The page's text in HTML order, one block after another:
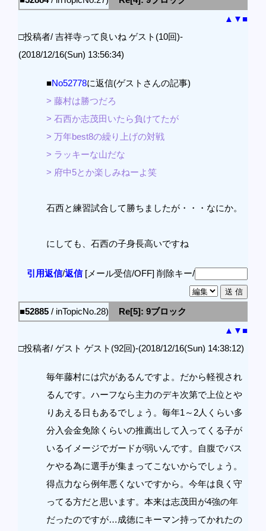
▲ ▼■
□投稿者/ 吉祥寺って良いね ゲスト(10回)-
(2018/12/16(Sun) 13:56:34)
■No52778に返信(ゲストさんの記事)
> 藤村は勝つだろ
> 石西か志茂田いたら負けてたが
> 万年best8の繰り上げの対戦
> ラッキーな山だな
> 府中5とか楽しみねーよ笑
石西と練習試合して勝ちましたが・・・なにか。
にしても、石西の子身長高いですね
引用返信/返信[メール受信/OFF] 削除キー/
■52885 / inTopicNo.28)
Re[5]: 9ブロック
▲ ▼■
□投稿者/ ゲスト ゲスト(92回)-(2018/12/16(Sun) 14:38:12)
毎年藤村には穴があるんですよ。だから軽視され
るんです。ハーフなら主力のデキ次第で上位とや
りあえる日もあるでしょう。毎年1～2人くらい多
分入会金免除くらいの推薦出して入ってくる子が
いるイメージでガードが弱いんです。自腹でバス
ケやる為に選手が集まってこないからでしょう。
得点力なら例年悪くないですから。今年は良く守
ってる方だと思います。本来は志茂田が4強の年
だったのですが…成徳にキーマン持ってかれたの